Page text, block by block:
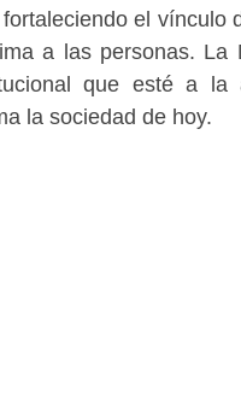
el vínculo
a las personas.
que esté a
la sociedad de hoy.